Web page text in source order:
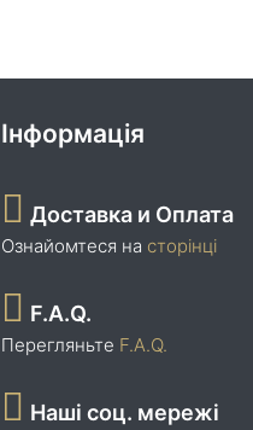
Інформація
Доставка и Оплата
Ознайомтеся на сторінці
F.A.Q.
Перегляньте F.A.Q.
Наші соц. мережі